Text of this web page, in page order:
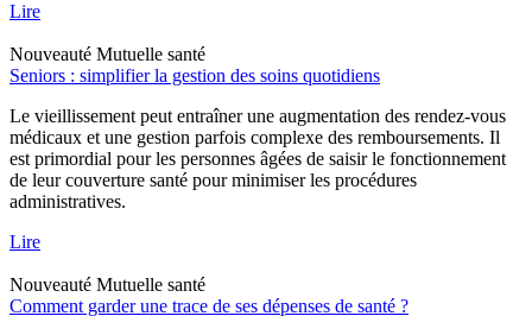
Lire
Nouveauté Mutuelle santé
Seniors : simplifier la gestion des soins quotidiens
Le vieillissement peut entraîner une augmentation des rendez-vous
médicaux et une gestion parfois complexe des remboursements. Il
est primordial pour les personnes âgées de saisir le fonctionnement
de leur couverture santé pour minimiser les procédures
administratives.
Lire
Nouveauté Mutuelle santé
Comment garder une trace de ses dépenses de santé ?